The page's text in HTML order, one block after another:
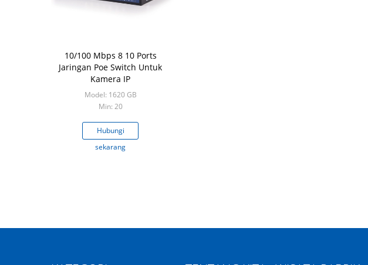
10/100 Mbps 8 10 Ports
Jaringan Poe Switch Untuk
Kamera IP
Model: 1620 GB
Min: 20
Hubungi
sekarang